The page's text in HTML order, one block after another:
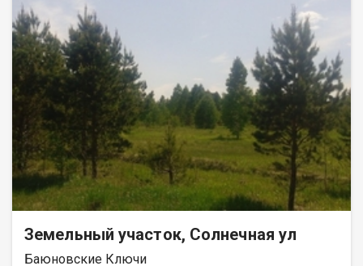
Земельный участок, Солнечная ул
Баюновские Ключи